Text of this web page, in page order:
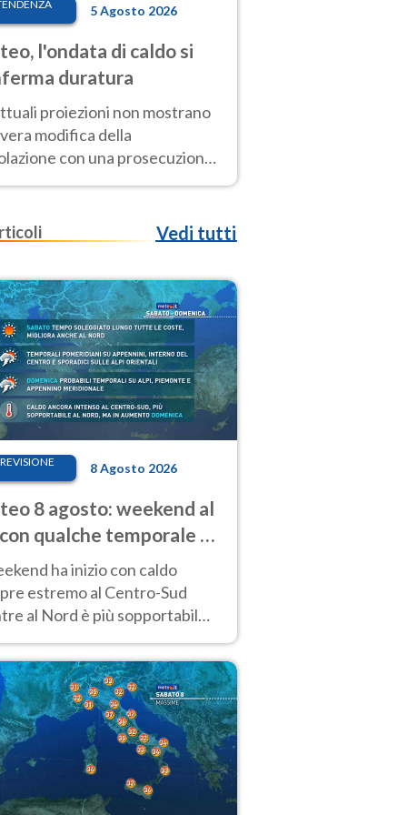
5 Agosto 2026
l'ondata di caldo si
duratura
proiezioni non mostrano
modifica della
con una prosecuzione
fuori scala per molti
Vedi tutti
8 Agosto 2026
8 agosto: weekend al
qualche temporale e
estremo al Centro-Sud
ha inizio con caldo
estremo al Centro-Sud
al Nord è più sopportabile
sui rilievi.